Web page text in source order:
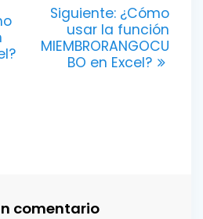
Siguiente: Entrada
siguiente:
¿Cómo
usar la función
MIEMBRORANGOCU
BO en Excel?
comentario